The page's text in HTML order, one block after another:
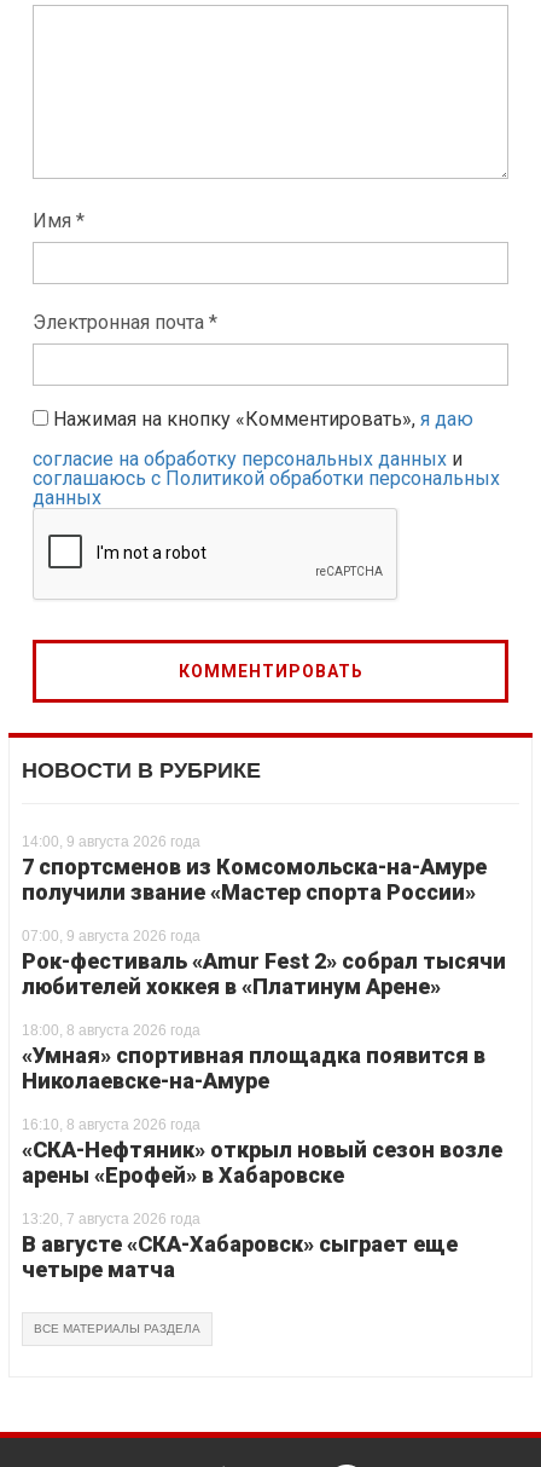
Имя *
Электронная почта *
Нажимая на кнопку «Комментировать», я даю
согласие на обработку персональных данных и
соглашаюсь с Политикой обработки персональных
данных
НОВОСТИ В РУБРИКЕ
14:00, 9 августа 2026 года
7 спортсменов из Комсомольска-на-Амуре
получили звание «Мастер спорта России»
07:00, 9 августа 2026 года
Рок-фестиваль «Amur Fest 2» собрал тысячи
любителей хоккея в «Платинум Арене»
18:00, 8 августа 2026 года
«Умная» спортивная площадка появится в
Николаевске-на-Амуре
16:10, 8 августа 2026 года
«СКА-Нефтяник» открыл новый сезон возле
арены «Ерофей» в Хабаровске
13:20, 7 августа 2026 года
В августе «СКА-Хабаровск» сыграет еще
четыре матча
ВСЕ МАТЕРИАЛЫ РАЗДЕЛА